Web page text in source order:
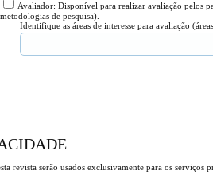
Avaliador: Disponível para realizar avaliação pelos
metodologias de pesquisa).
Identifique as áreas de interesse para avaliação
revista serão usados exclusivamente para os